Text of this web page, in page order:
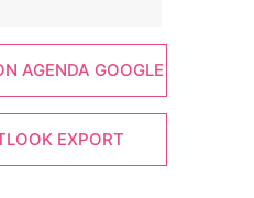
AGENDA GOOGLE
EXPORT